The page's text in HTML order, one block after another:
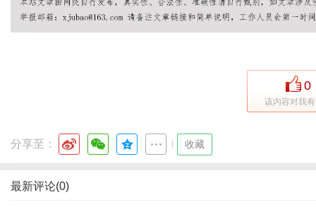
0
该内容对我
分享至： 收藏
最新评论(0)